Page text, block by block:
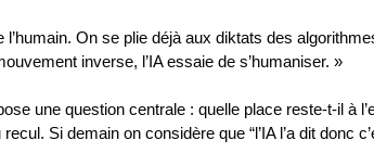
On se plie déjà aux diktats des
inverse, l’IA essaie de s’humaniser. »
une question centrale : quelle place reste-t-il à
Si demain on considère que “l’IA l’a dit donc